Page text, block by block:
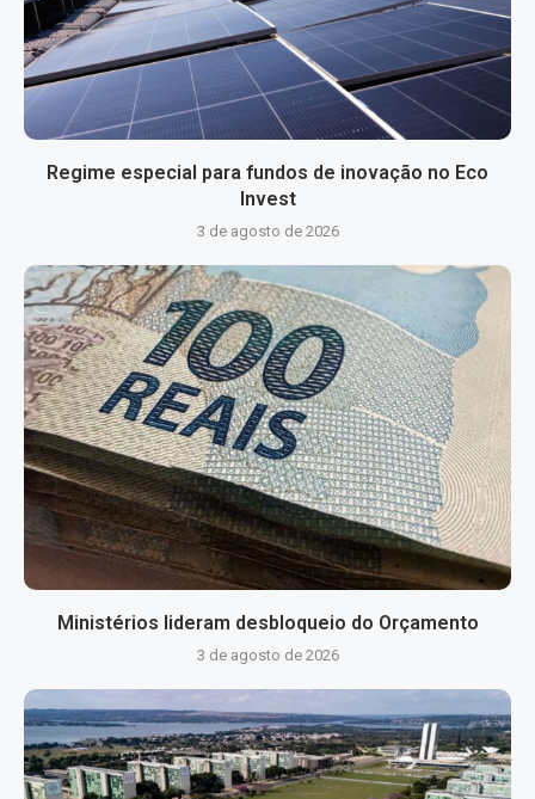
Regime especial para fundos de inovação no Eco
Invest
3 de agosto de 2026
Ministérios lideram desbloqueio do Orçamento
3 de agosto de 2026